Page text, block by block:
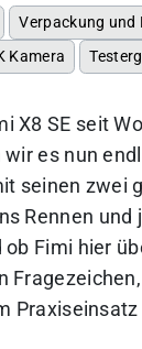
Verpackung und
Kamera
X8 SE seit
es nun
seinen zwei
Rennen
Fimi hier